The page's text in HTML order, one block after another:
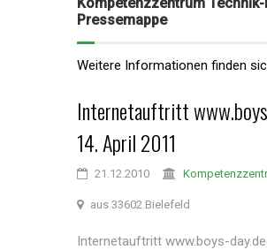
Pressemappe
Weitere Informationen finden
Internetauftritt
14. April 2011
21.12.2010
aus 33602 Bielefeld
Internetauftritt www.boys-